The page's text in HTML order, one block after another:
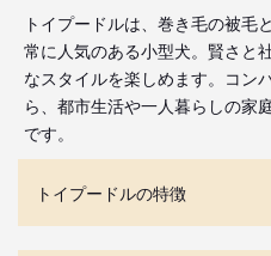
トイプードルは、巻き毛の被毛
常に人気のある小型犬。賢さと
なスタイルを楽しめます。コン
ら、都市生活や一人暮らしの家
です。
トイプードルの特徴